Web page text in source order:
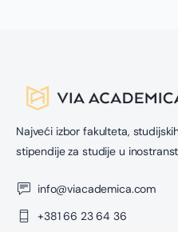
Najveći izbor fakulteta,
stipendije za studije u
info@viacademica.com
+381 66 23 64 36